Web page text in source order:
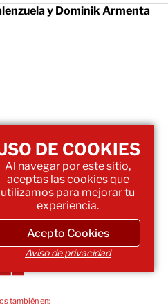
y Dominik Armenta
también en:
DE COOKIES
Al navegar por este sitio,
aceptas las cookies que
utilizamos para mejorar tu
experiencia.
Acepto Cookies
Aviso de privacidad